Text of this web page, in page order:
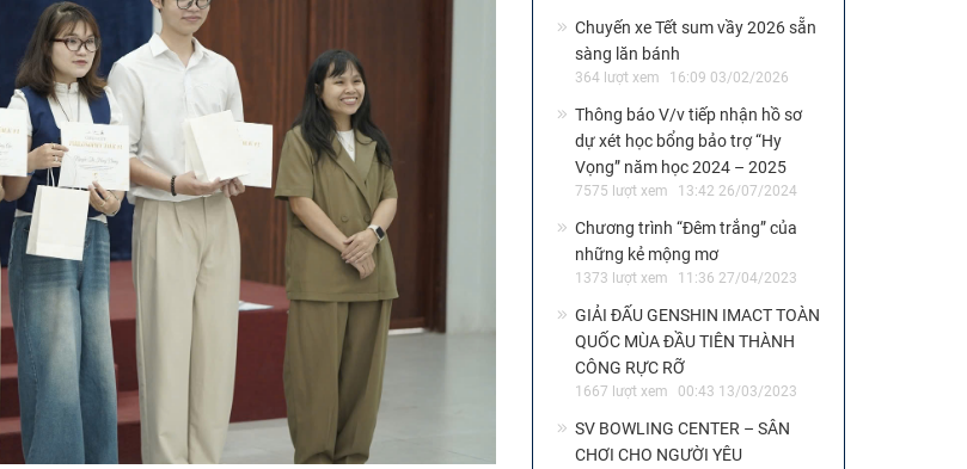
Chuyến xe Tết sum vầy 2026 sẵn
sàng lăn bánh
364 lượt xem 16:09 03/02/2026
Thông báo V/v tiếp nhận hồ sơ
dự xét học bổng bảo trợ “Hy
Vọng” năm học 2024 – 2025
7575 lượt xem 13:42 26/07/2024
Chương trình “Đêm trắng” của
những kẻ mộng mơ
1373 lượt xem 11:36 27/04/2023
GIẢI ĐẤU GENSHIN IMACT TOÀN
QUỐC MÙA ĐẦU TIÊN THÀNH
CÔNG RỰC RỠ
1667 lượt xem 00:43 13/03/2023
SV BOWLING CENTER – SÂN
CHƠI CHO NGƯỜI YÊU